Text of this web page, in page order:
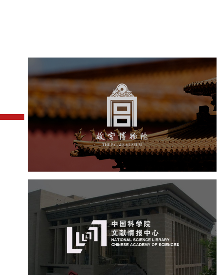
故宫博物院
文化艺术 博物馆
智慧博物馆
博物馆网站建设
景区网站建设
文创商城
万能专题
网站代运营
中国科学院文献情报中心
机构组织 网站建设
虚拟展厅
博物馆展厅设计
数字博物馆建设
展厅空间设计
北京展厅设计
产品展厅设计